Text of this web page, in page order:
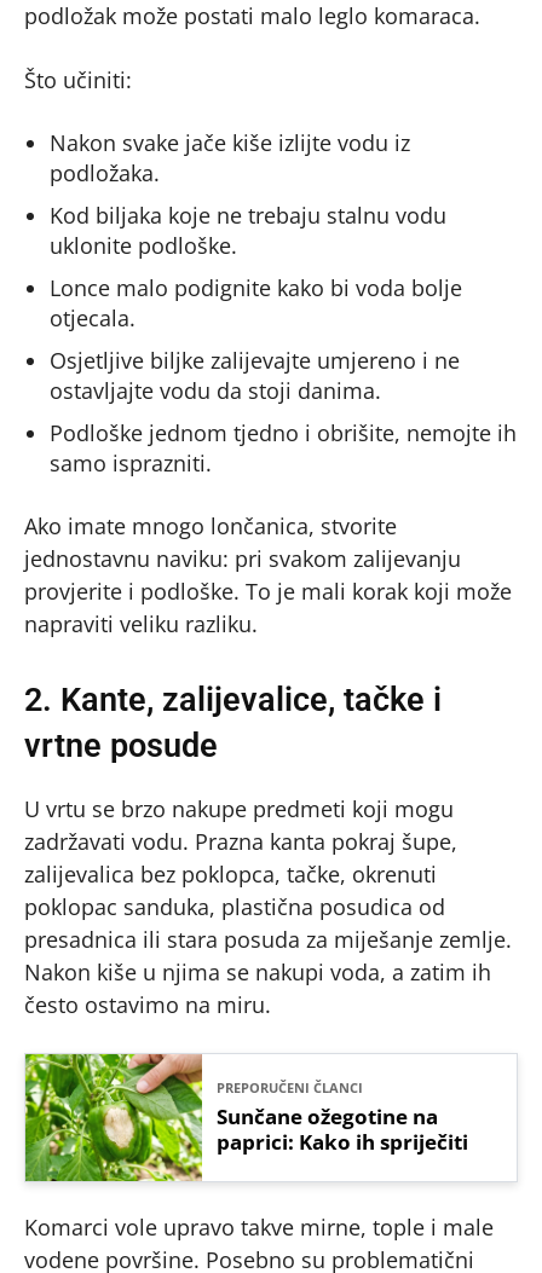
podložak može postati malo leglo komaraca.
Što učiniti:
Nakon svake jače kiše izlijte vodu iz
podložaka.
Kod biljaka koje ne trebaju stalnu vodu
uklonite podloške.
Lonce malo podignite kako bi voda bolje
otjecala.
Osjetljive biljke zalijevajte umjereno i ne
ostavljajte vodu da stoji danima.
Podloške jednom tjedno i obrišite, nemojte ih
samo isprazniti.
Ako imate mnogo lončanica, stvorite
jednostavnu naviku: pri svakom zalijevanju
provjerite i podloške. To je mali korak koji može
napraviti veliku razliku.
2. Kante, zalijevalice, tačke i
vrtne posude
U vrtu se brzo nakupe predmeti koji mogu
zadržavati vodu. Prazna kanta pokraj šupe,
zalijevalica bez poklopca, tačke, okrenuti
poklopac sanduka, plastična posudica od
presadnica ili stara posuda za miješanje zemlje.
Nakon kiše u njima se nakupi voda, a zatim ih
često ostavimo na miru.
PREPORUČENI ČLANCI
Sunčane ožegotine na
paprici: Kako ih spriječiti
Komarci vole upravo takve mirne, tople i male
vodene površine. Posebno su problematični